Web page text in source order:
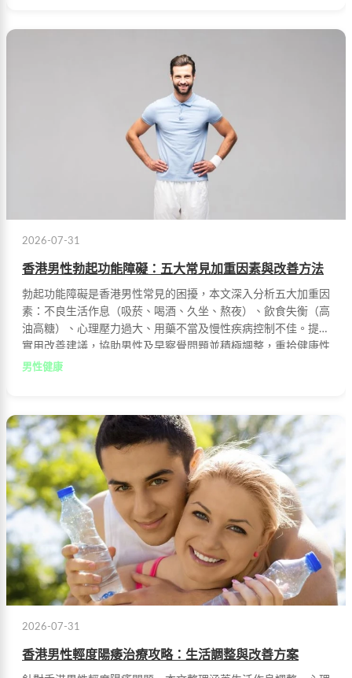
2026-07-31
香港男性勃起功能障礙：五大常見加重因素與改善方法
勃起功能障礙是香港男性常見的困擾，本文深入分析五大加重因
素：不良生活作息（吸菸、喝酒、久坐、熬夜）、飲食失衡（高
油高糖）、心理壓力過大、用藥不當及慢性疾病控制不佳。提供
實用改善建議，協助男性及早察覺問題並積極調整，重拾健康性
生活。
男性健康
2026-07-31
香港男性輕度陽痿治療攻略：生活調整與改善方案